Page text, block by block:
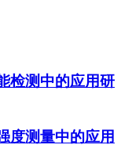
检测中的应用研
度测量中的应用